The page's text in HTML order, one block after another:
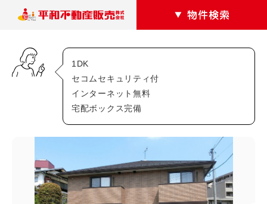
カテゴリー
テナントショップ
エリアから探す
安佐南区
1DK
セコムセキュリティ付
インターネット無料
宅配ボックス完備